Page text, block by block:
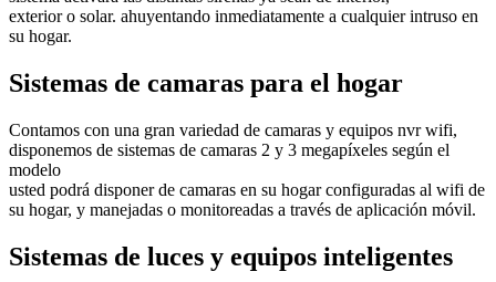
exterior o solar. ahuyentando inmediatamente a cualquier intruso en
su hogar.
Sistemas de camaras para el hogar
Contamos con una gran variedad de camaras y equipos nvr wifi,
disponemos de sistemas de camaras 2 y 3 megapíxeles según el
modelo
usted podrá disponer de camaras en su hogar configuradas al wifi de
su hogar, y manejadas o monitoreadas a través de aplicación móvil.
Sistemas de luces y equipos inteligentes